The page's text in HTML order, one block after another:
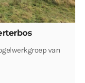
van